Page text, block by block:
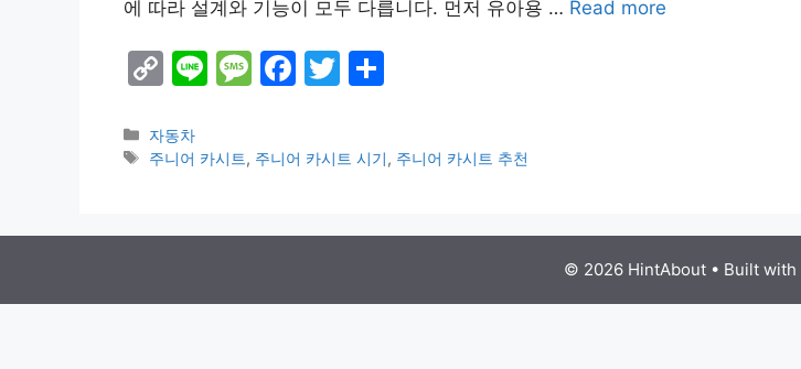
에 따라 설계와 기능이 모두 다릅니다. 먼저 유아용 … Read more
C
p
y
n
Li M
s
g
F
e
o
k
T
er e
Categories
자동차
Tags
주니어 카시트, 주니어 카시트 시기, 주니어 카시트 추천
© 2026 HintAbout • Built with